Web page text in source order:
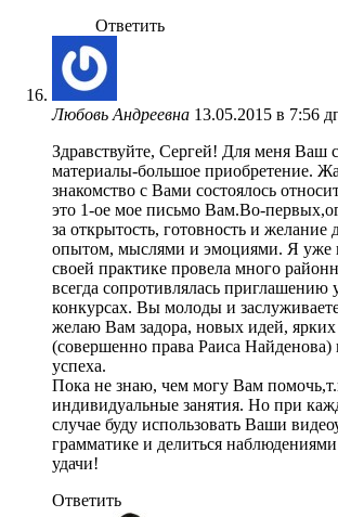
Ответить
Любовь Андреевна 13.05.2015 в 7:56
Здравствуйте, Сергей! Для меня Ваш
материалы-большое приобретение.
знакомство с Вами состоялось
это 1-ое мое письмо Вам.Во-
за открытость, готовность и желание
опытом, мыслями и эмоциями. Я уже
своей практике провела много
всегда сопротивлялась приглашению
конкурсах. Вы молоды и
желаю Вам задора, новых идей,
(совершенно права Раиса Найденова)
успеха.
Пока не знаю, чем могу Вам
индивидуальные занятия. Но при
случае буду использовать Ваши
грамматике и делиться
удачи!
Ответить